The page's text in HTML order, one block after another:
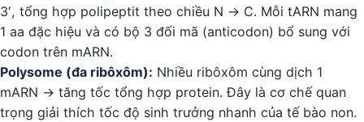
3′, tổng hợp polipeptit theo chiều N → C. Mỗi tARN mang
1 aa đặc hiệu và có bộ 3 đối mã (anticodon) bổ sung với
codon trên mARN.
Polysome (đa ribôxôm): Nhiều ribôxôm cùng dịch 1
mARN → tăng tốc tổng hợp protein. Đây là cơ chế quan
trọng giải thích tốc độ sinh trưởng nhanh của tế bào non.